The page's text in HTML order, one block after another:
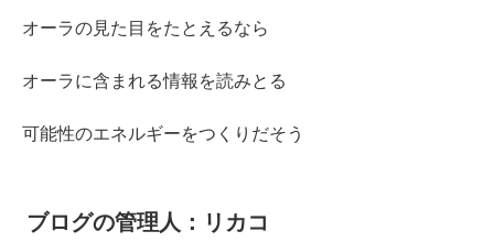
オーラの見た目をたとえるなら
オーラに含まれる情報を読みとる
可能性のエネルギーをつくりだそう
ブログの管理人：リカコ